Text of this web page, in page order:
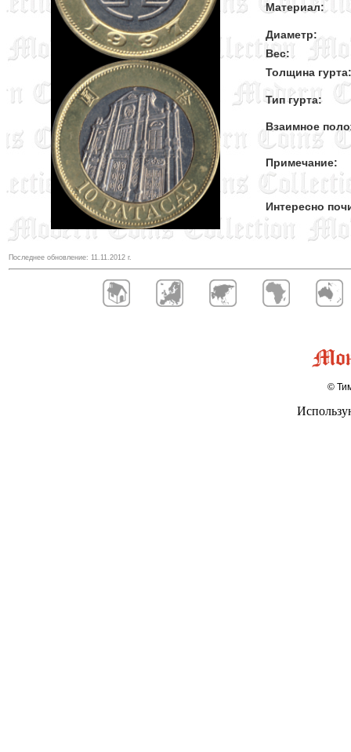
Материал:
Диаметр:
Вес:
Толщина гурта:
Тип гурта:
Взаимное
Примечание:
Интересно
Последнее обновление: 11.11.2012 г.
©